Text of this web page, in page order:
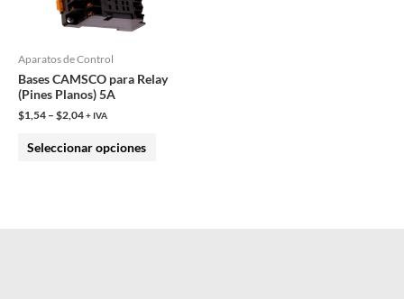
Aparatos de Control
Bases CAMSCO para Relay
(Pines Planos) 5A
$1,54 – $2,04+ IVA
Seleccionar opciones
elegir